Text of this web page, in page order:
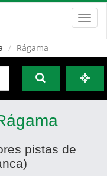
Rágama
pistas de